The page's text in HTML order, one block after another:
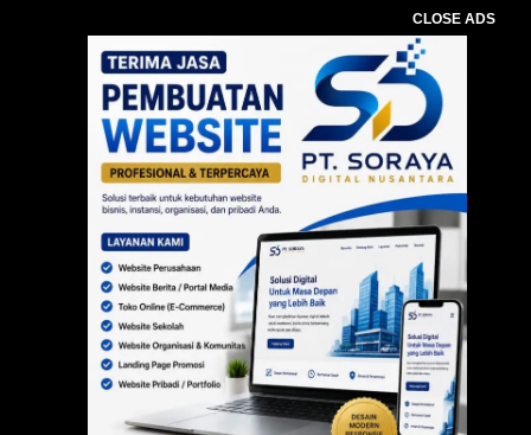
CLOSE ADS